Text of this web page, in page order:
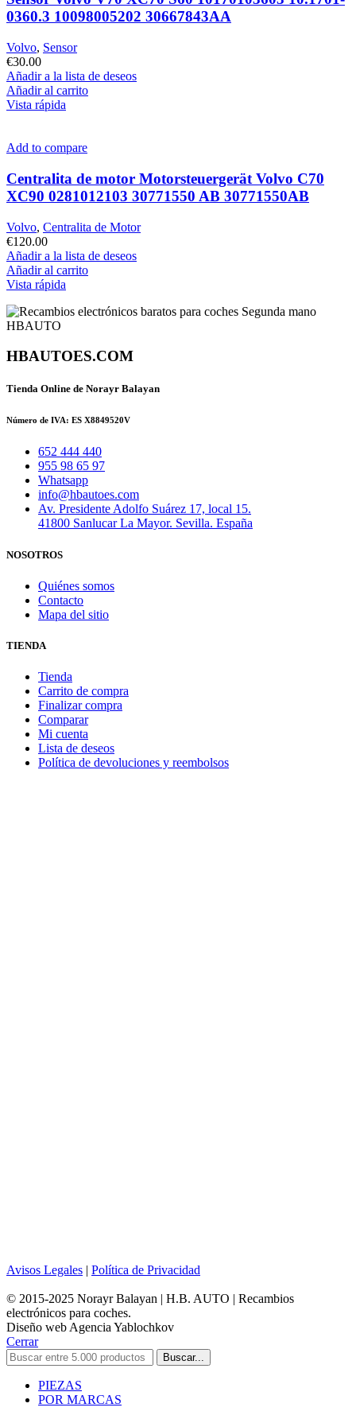
0360.3 10098005202 30667843AA
Volvo, Sensor
€30.00
Añadir a la lista de deseos
Añadir al carrito
Vista rápida
Add to compare
Centralita de motor Motorsteuergerät Volvo C70
XC90 0281012103 30771550 AB 30771550AB
Volvo, Centralita de Motor
€120.00
Añadir a la lista de deseos
Añadir al carrito
Vista rápida
HBAUTOES.COM
Tienda Online de Norayr Balayan
Número de IVA: ES X8849520V
652 444 440
955 98 65 97
Whatsapp
info@hbautoes.com
Av. Presidente Adolfo Suárez 17, local 15.
41800 Sanlucar La Mayor. Sevilla. España
NOSOTROS
Quiénes somos
Contacto
Mapa del sitio
TIENDA
Tienda
Carrito de compra
Finalizar compra
Comparar
Mi cuenta
Lista de deseos
Política de devoluciones y reembolsos
Avisos Legales | Política de Privacidad
© 2015-2025 Norayr Balayan | H.B. AUTO | Recambios
electrónicos para coches.
Diseño web Agencia Yablochkov
Cerrar
Buscar...
PIEZAS
POR MARCAS